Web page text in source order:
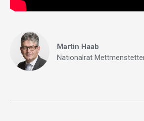
Martin Haab
Nationalrat